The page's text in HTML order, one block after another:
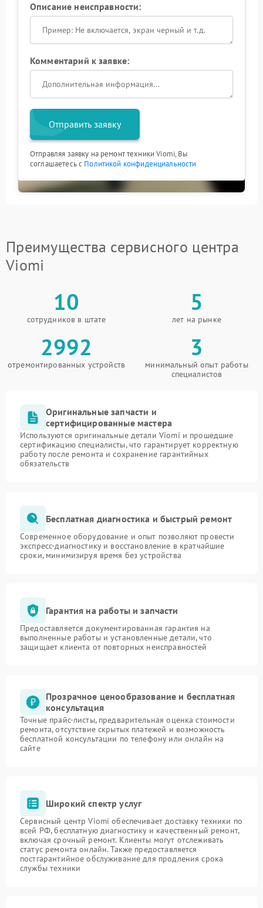
Описание неисправности:
Комментарий к заявке:
Отправить заявку
Отправляя заявку на ремонт техники Viomi, Вы
соглашаетесь с Политикой конфиденциальности
Преимущества сервисного центра
Viomi
10
сотрудников в штате
5
лет на рынке
2992
отремонтированных устройств
3
минимальный опыт работы
специалистов
Оригинальные запчасти и
сертифицированные мастера
Используются оригинальные детали Viomi и прошедшие
сертификацию специалисты, что гарантирует корректную
работу после ремонта и сохранение гарантийных
обязательств
Бесплатная диагностика и быстрый ремонт
Современное оборудование и опыт позволяют провести
экспресс-диагностику и восстановление в кратчайшие
сроки, минимизируя время без устройства
Гарантия на работы и запчасти
Предоставляется документированная гарантия на
выполненные работы и установленные детали, что
защищает клиента от повторных неисправностей
Прозрачное ценообразование и бесплатная
консультация
Точные прайс-листы, предварительная оценка стоимости
ремонта, отсутствие скрытых платежей и возможность
бесплатной консультации по телефону или онлайн на
сайте
Широкий спектр услуг
Сервисный центр Viomi обеспечивает доставку техники по
всей РФ, бесплатную диагностику и качественный ремонт,
включая срочный ремонт. Клиенты могут отслеживать
статус ремонта онлайн. Также предоставляется
постгарантийное обслуживание для продления срока
службы техники